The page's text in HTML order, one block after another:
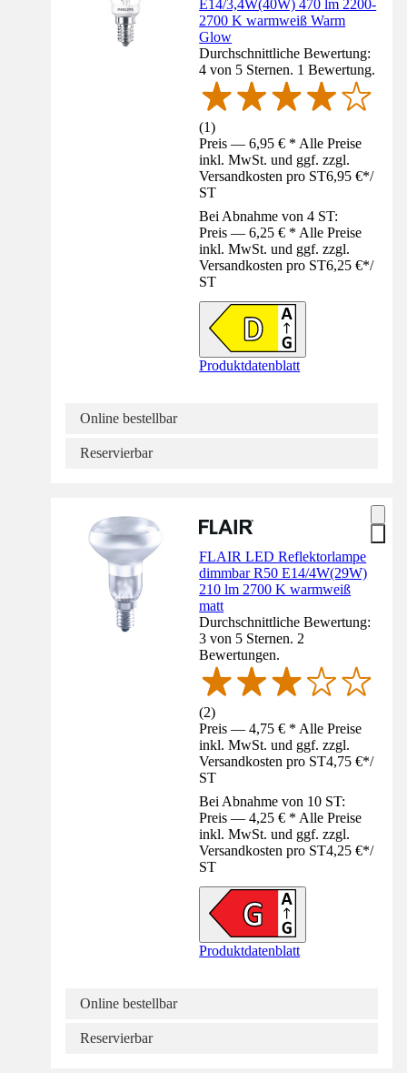
E14/3,4W(40W) 470 lm 2200-
2700 K warmweiß Warm
Glow
Durchschnittliche Bewertung:
4 von 5 Sternen. 1 Bewertung.
(1)
Preis — 6,95 € * Alle Preise
inkl. MwSt. und ggf. zzgl.
Versandkosten pro ST6,95 €*/
ST
Bei Abnahme von 4 ST:
Preis — 6,25 € * Alle Preise
inkl. MwSt. und ggf. zzgl.
Versandkosten pro ST6,25 €*/
ST
Produktdatenblatt
Online bestellbar
Reservierbar
FLAIR LED Reflektorlampe
dimmbar R50 E14/4W(29W)
210 lm 2700 K warmweiß
matt
Durchschnittliche Bewertung:
3 von 5 Sternen. 2
Bewertungen.
(2)
Preis — 4,75 € * Alle Preise
inkl. MwSt. und ggf. zzgl.
Versandkosten pro ST4,75 €*/
ST
Bei Abnahme von 10 ST:
Preis — 4,25 € * Alle Preise
inkl. MwSt. und ggf. zzgl.
Versandkosten pro ST4,25 €*/
ST
Produktdatenblatt
Online bestellbar
Reservierbar